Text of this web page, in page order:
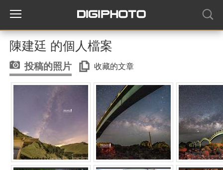
陳建廷 的個人檔案
投稿的照片 收藏的文章